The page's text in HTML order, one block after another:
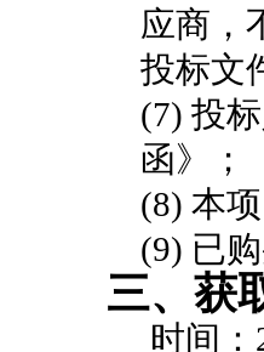
应商，
投标文
(7) 投
函》；
(8) 本
(9) 已
三、获
时间：